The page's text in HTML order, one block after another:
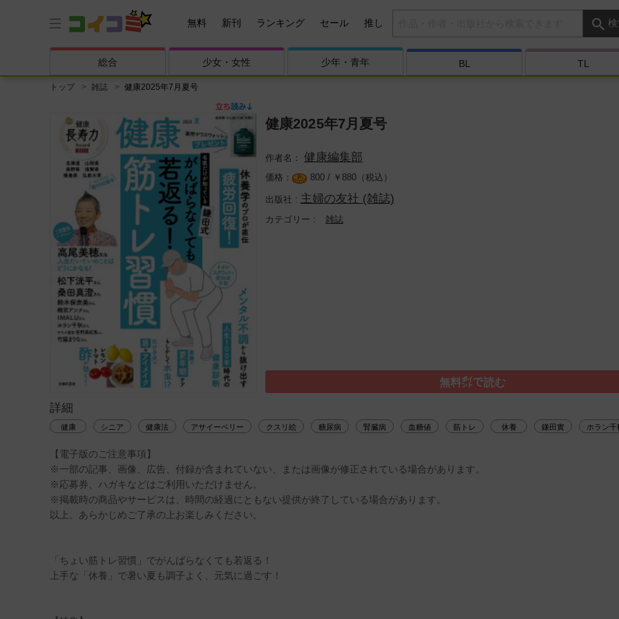
無料 新刊 ランキング セール 推し
総合 少女・ 女性 少年・ 青年 BL TL
トップ 雑誌 健康2025年7月夏号
健康2025年7月夏号
健康編集部
800 / ￥ 880（税込）
主婦の友社 (雑誌)
雑誌
無料㌽で読む
詳細
健康 シニア 健康法 アサイーベリー クスリ絵 糖尿病 腎臓病 血糖値 筋トレ 休養 鎌田實 ホラン千
【電子版のご注意事項】
※一部の記事、画像、広告、付録が含まれていない、または画像が修正されている場合があります。
※応募券、ハガキなどはご利用いただけません。
※掲載時の商品やサービスは、時間の経過にともない提供が終了している場合があります。
以上、あらかじめご了承の上お楽しみください。
「ちょい筋トレ習慣」でがんばらなくても若返る！
上手な「休養」で暑い夏も調子よく、元気に過ごす！